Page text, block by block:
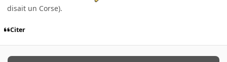
disait un Corse).
Citer